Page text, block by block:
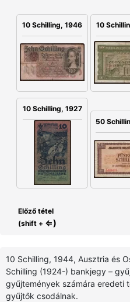
10 Schilling, 1946 10
10 Schilling, 1927
50
Előző tétel
(shift + ⇐)
10 Schilling, 1944, Ausztria és
Schilling (1924-) bankjegy –
gyűjtemények számára eredeti
gyűjtők csodálnak.